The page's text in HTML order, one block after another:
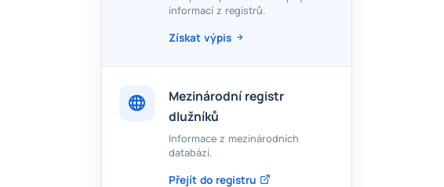
informací z registrů.
Získat výpis
Mezinárodní registr
dlužníků
Informace z mezinárodních
databází.
Přejít do registru